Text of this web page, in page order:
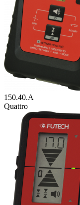
150.40.A
Quattro